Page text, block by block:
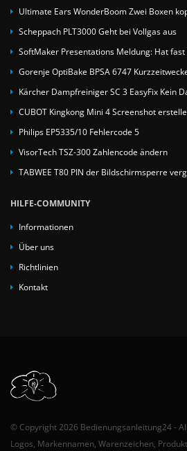
Ultimate Ears WonderBoom Zwei Boxen
Scheppach PLT3000 Geht bei Vollgas aus
SoftMaker Presentations Meldung: Hat
Gorenje OptiBake BPSA 6747
Kärcher Dampfreiniger SC 3 EasyFix Kein
CUBOT Kingkong Mini 4 Screenshot
Philips EP5335/10 Fehlercode 5
VisorTech TSZ-300 Zahlencode ändern
TABWEE T80 PIN der Bildschirmsperre
HILFE-COMMUNITY
Informationen
Über uns
Richtlinien
Kontakt
© Copyright 2026 Bedienungsanleitung24 -
Logos, Markennamen, Warenzeichen,